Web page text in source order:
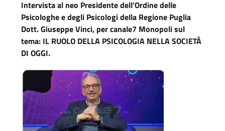
Intervista al neo Presidente dell’Ordine delle
Psicologhe e degli Psicologi della Regione Puglia
Dott. Giuseppe Vinci, per canale7 Monopoli sul
tema: IL RUOLO DELLA PSICOLOGIA NELLA SOCIETÀ
DI OGGI.